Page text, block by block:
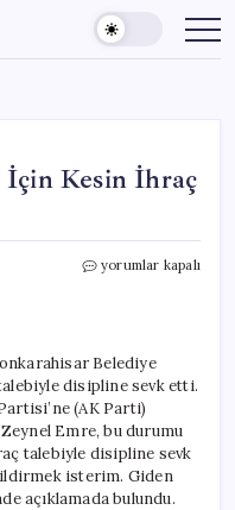
İçin Kesin İhraç
CHP’de
İhraç
Süreci
Başlatıldı
için
yorumlar kapalı
Belediye
disipline sevk etti.
(AK Parti)
Emre, bu durumu
talebiyle disipline sevk
isterim. Giden
açıklamada bulundu.